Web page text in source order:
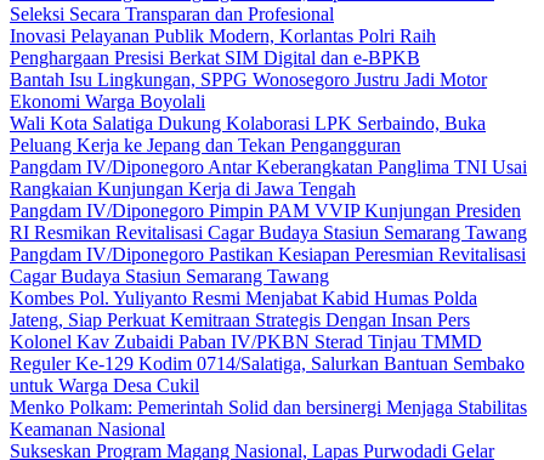
Seleksi Secara Transparan dan Profesional
Inovasi Pelayanan Publik Modern, Korlantas Polri Raih
Penghargaan Presisi Berkat SIM Digital dan e-BPKB
Bantah Isu Lingkungan, SPPG Wonosegoro Justru Jadi Motor
Ekonomi Warga Boyolali
Wali Kota Salatiga Dukung Kolaborasi LPK Serbaindo, Buka
Peluang Kerja ke Jepang dan Tekan Pengangguran
Pangdam IV/Diponegoro Antar Keberangkatan Panglima TNI Usai
Rangkaian Kunjungan Kerja di Jawa Tengah
Pangdam IV/Diponegoro Pimpin PAM VVIP Kunjungan Presiden
RI Resmikan Revitalisasi Cagar Budaya Stasiun Semarang Tawang
Pangdam IV/Diponegoro Pastikan Kesiapan Peresmian Revitalisasi
Cagar Budaya Stasiun Semarang Tawang
Kombes Pol. Yuliyanto Resmi Menjabat Kabid Humas Polda
Jateng, Siap Perkuat Kemitraan Strategis Dengan Insan Pers
Kolonel Kav Zubaidi Paban IV/PKBN Sterad Tinjau TMMD
Reguler Ke-129 Kodim 0714/Salatiga, Salurkan Bantuan Sembako
untuk Warga Desa Cukil
Menko Polkam: Pemerintah Solid dan bersinergi Menjaga Stabilitas
Keamanan Nasional
Sukseskan Program Magang Nasional, Lapas Purwodadi Gelar